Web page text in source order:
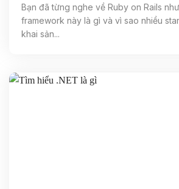
Bạn đã từng nghe về Ruby on Rails
framework này là gì và vì sao nhiều
khai sản...